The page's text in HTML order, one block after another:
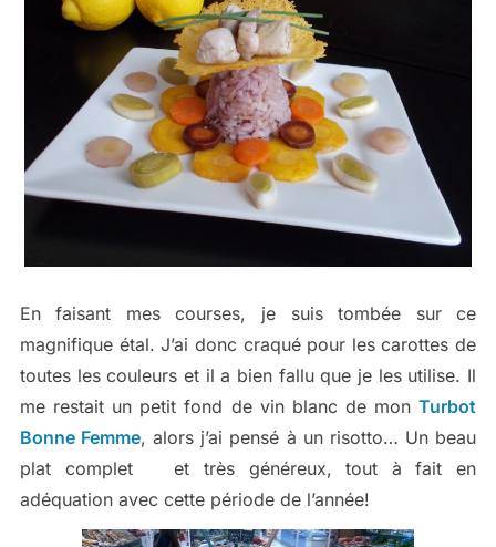
En faisant mes courses, je suis tombée sur ce
magnifique étal. J’ai donc craqué pour les carottes de
toutes les couleurs et il a bien fallu que je les utilise. Il
me restait un petit fond de vin blanc de monTurbot
Bonne Femme, alors j’ai pensé à un risotto… Un beau
plat complet et très généreux, tout à fait en
adéquation avec cette période de l’année!